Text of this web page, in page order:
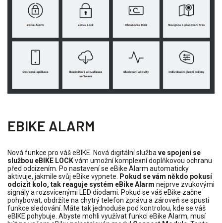
EBIKE ALARM
Nová funkce pro váš eBIKE. Nová digitální služba ve spojení se
službou eBIKE LOCKvám umožní komplexní doplňkovou ochranu
před odcizením. Po nastavení se eBike Alarm automaticky
aktivuje, jakmile svůj eBike vypnete.
Pokud se vám někdo pokusí
odcizit kolo, tak reaguje systém eBike Alarm nejprve zvukovými
signály a rozsvícenými LED diodami. Pokud se váš eBike začne
pohybovat, obdržíte na chytrý telefon zprávu a zároveň se spustí
funkce sledování. Máte tak jednoduše pod kontrolou, kde se váš
eBIKE pohybuje. Abyste mohli využívat funkci eBike Alarm, musí